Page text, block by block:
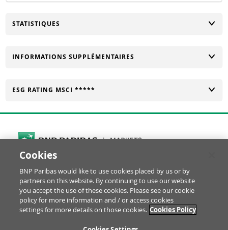
CHANGER
STATISTIQUES
CHANGER
INFORMATIONS SUPPLÉMENTAIRES
CHANGER
ESG RATING MSCI *****
Cookies Settings
© BNP Paribas Produits de Bourse 2026
RéclamationGlossaireMentions Légales
Informations financièresPolitique Cookies
Notice Protection des Données
Cookies
BNP Paribas would like to use cookies placed by us or by
partners on this website. By continuing to use our website
you accept the use of these cookies. Please see our cookie
policy for more information and / or access cookies
settings for more details on those cookies. Cookies Policy